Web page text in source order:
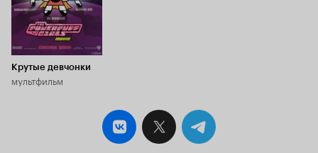
Крутые девчонки
мультфильм